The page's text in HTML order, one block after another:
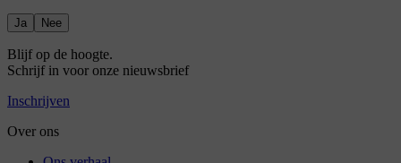
Ja Nee